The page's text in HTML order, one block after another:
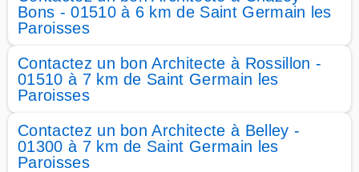
Bons - 01510 à 6 km de Saint Germain les
Paroisses
Contactez un bon Architecte à Rossillon -
01510 à 7 km de Saint Germain les
Paroisses
Contactez un bon Architecte à Belley -
01300 à 7 km de Saint Germain les
Paroisses